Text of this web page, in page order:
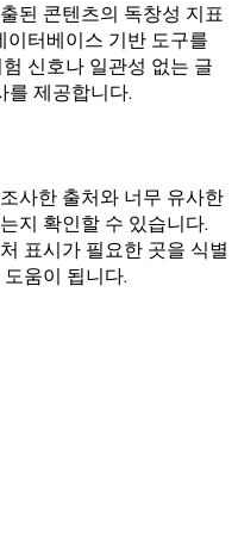
된 콘텐츠의 독창성 지표
이터베이스 기반 도구를
신호나 일관성 없는 글
를 제공합니다.
사한 출처와 너무 유사한
지 확인할 수 있습니다.
표시가 필요한 곳을 식별
움이 됩니다.